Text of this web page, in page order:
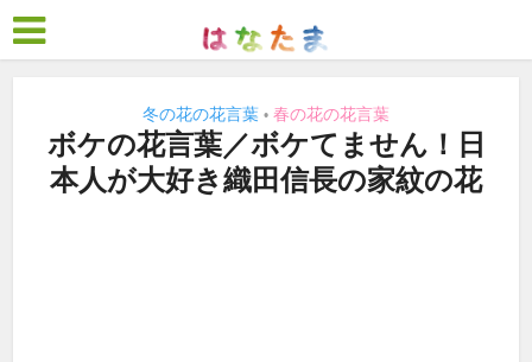
冬の花の花言葉 • 春の花の花言葉
ボケの花言葉／ボケてません！日
本人が大好き織田信長の家紋の花